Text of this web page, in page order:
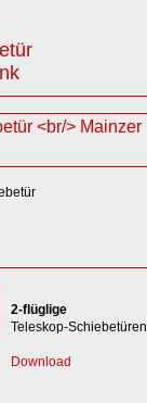
2-flüglige
Teleskop-Schiebetüren
Download